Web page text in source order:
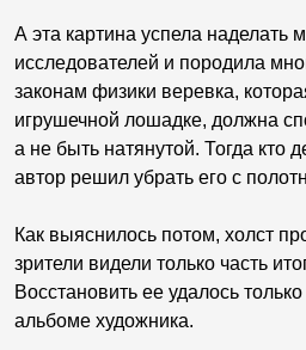
А эта картина успела наделать
исследователей и породила
законам физики веревка,
игрушечной лошадке, должна
а не быть натянутой. Тогда кто
автор решил убрать его с
Как выяснилось потом, холст
зрители видели только часть
Восстановить ее удалось
альбоме художника.